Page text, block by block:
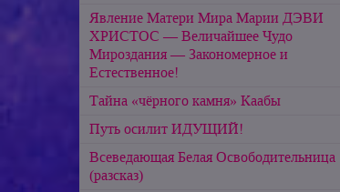
Явление Матери Мира Марии ДЭВИ
ХРИСТОС — Величайшее Чудо
Мироздания — Закономерное и
Естественное!
Тайна «чёрного камня» Каабы
Путь осилит ИДУЩИЙ!
Всеведающая Белая Освободительница
(разсказ)